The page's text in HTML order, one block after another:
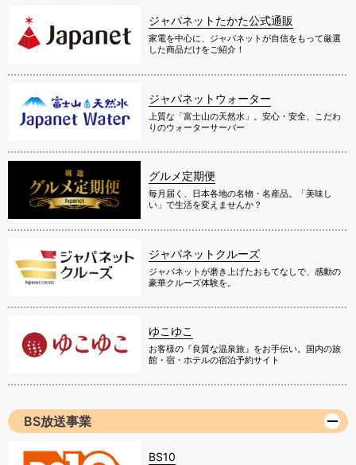
ジャパネットたかた公式通販
家電を中心に、ジャパネットが自信をもって厳選
した商品だけをご紹介！
ジャパネットウォーター
上質な「富士山の天然水」。安心・安全、こだわ
りのウォーターサーバー
グルメ定期便
毎月届く、日本各地の名物・名産品。「美味し
い」で生活を変えませんか？
ジャパネットクルーズ
ジャパネットが磨き上げたおもてなしで、感動の
豪華クルーズ体験を。
ゆこゆこ
お客様の『良質な温泉旅』をお手伝い。国内の旅
館・宿・ホテルの宿泊予約サイト
BS放送事業
BS10